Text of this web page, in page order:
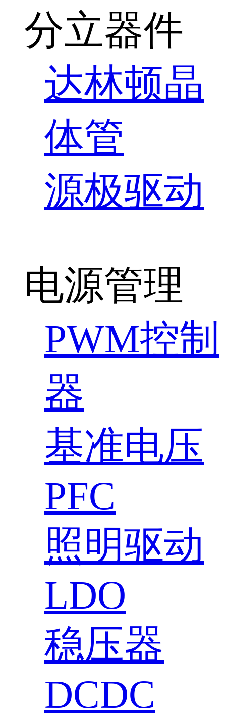
分立器件
达林顿晶
体管
源极驱动
电源管理
PWM控制
器
基准电压
PFC
照明驱动
LDO
稳压器
DCDC